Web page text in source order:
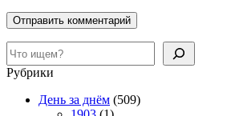
Поиск
Рубрики
День за днём (509)